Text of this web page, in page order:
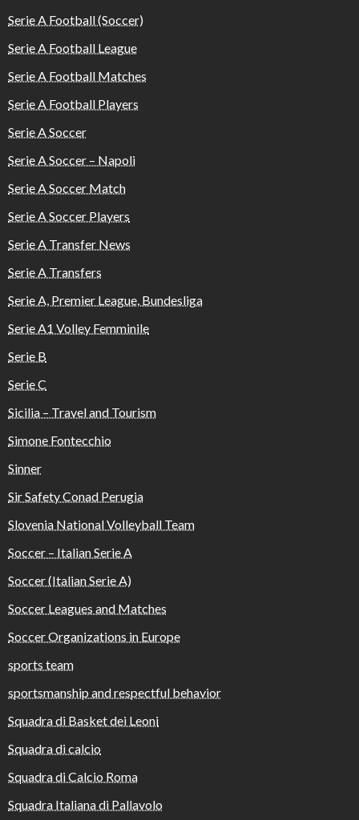
Serie A Football (Soccer)
Serie A Football League
Serie A Football Matches
Serie A Football Players
Serie A Soccer
Serie A Soccer – Napoli
Serie A Soccer Match
Serie A Soccer Players
Serie A Transfer News
Serie A Transfers
Serie A, Premier League, Bundesliga
Serie A1 Volley Femminile
Serie B
Serie C
Sicilia – Travel and Tourism
Simone Fontecchio
Sinner
Sir Safety Conad Perugia
Slovenia National Volleyball Team
Soccer – Italian Serie A
Soccer (Italian Serie A)
Soccer Leagues and Matches
Soccer Organizations in Europe
sports team
sportsmanship and respectful behavior
Squadra di Basket dei Leoni
Squadra di calcio
Squadra di Calcio Roma
Squadra Italiana di Pallavolo